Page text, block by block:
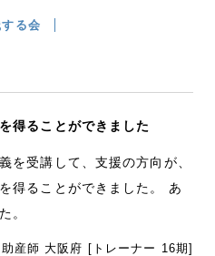
る会
得ることができました
を受講して、支援の方向が、
得ることができました。 あ
。
助産師 大阪府 [トレーナー 16期]